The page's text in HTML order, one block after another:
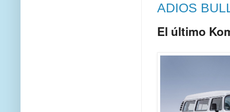
ADIOS
El último